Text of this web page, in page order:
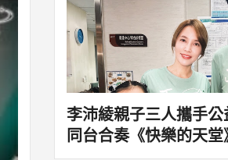
李沛綾親子三人攜手
同台合奏《快樂的天